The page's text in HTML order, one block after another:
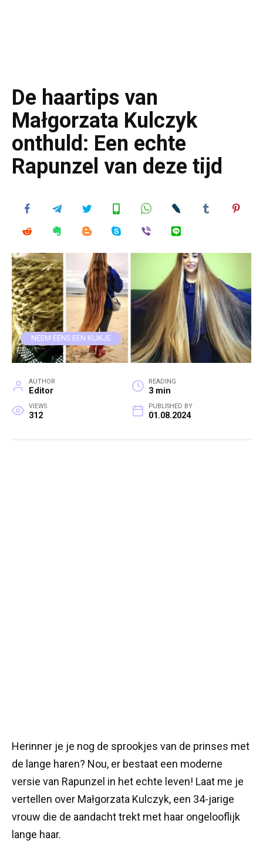
De haartips van
Małgorzata Kulczyk
onthuld: Een echte
Rapunzel van deze tijd
NEEM EENS EEN KIJKJE
AUTHOR
Editor
READING
3 min
VIEWS
312
PUBLISHED BY
01.08.2024
Herinner je je nog de sprookjes van de prinses met
de lange haren? Nou, er bestaat een moderne
versie van Rapunzel in het echte leven! Laat me je
vertellen over Małgorzata Kulczyk, een 34-jarige
vrouw die de aandacht trekt met haar ongelooflijk
lange haar.